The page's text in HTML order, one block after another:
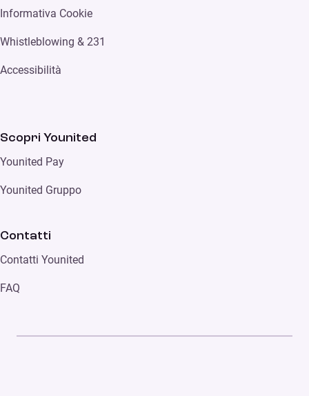
Informativa Cookie
Whistleblowing & 231
Accessibilità
Scopri Younited
Younited Pay
Younited Gruppo
Contatti
Contatti Younited
FAQ